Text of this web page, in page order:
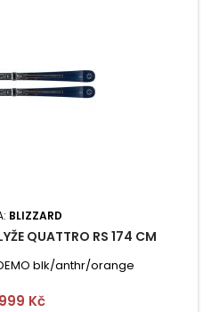
BLIZZARD
QUATTRO RS 174 CM
DEMO blk/anthr/orange
Kč